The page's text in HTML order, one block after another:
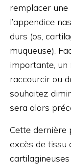
remplacer une
l’appendice
durs (os,
muqueuse).
importante, un
raccourcir ou
souhaitez
sera alors
Cette dernière
excès de tissu